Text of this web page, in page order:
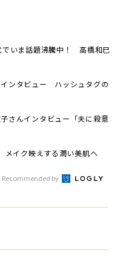
でいま話題沸騰中！ 高橋和巳
ンタビュー ハッシュタグの
さんインタビュー「夫に殺意
メイク映えする潤い美肌へ
Recommended by